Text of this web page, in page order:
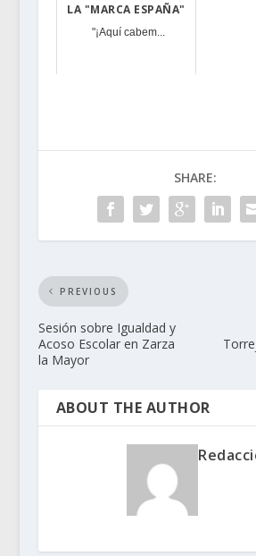
LA "MARCA ESPAÑA"
"¡Aquí cabem...
SHARE:
PREVIOUS
Sesión sobre Igualdad y
Acoso Escolar en Zarza
la Mayor
ABOUT THE AUTHOR